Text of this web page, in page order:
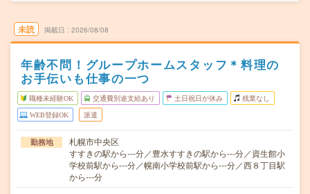
未読 掲載日 2026/08/08
年齢不問！グループホームスタッフ＊料理の
お手伝いも仕事の一つ
職種未経験OK 交通費別途支給あり 土日祝日が休み 残業なし
WEB登録OK 派遣
勤務地
札幌市中央区
すすきの駅から---分／豊水すすきの駅から---分／資生館小
学校前駅から---分／幌南小学校前駅から---分／西８丁目駅
から---分